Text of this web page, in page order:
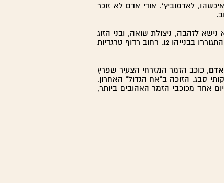
לאדמוביץ'. אודי אדם לא זוכר
לזהבה, ניצולת שואה, ובני הזוג
הולידו שני ילדים. אורנה, היום אורנה לב, האחות הגדולה, ואהוד, להלן אודי אדם, האח הצעיר. הזוג אדם והילדים התגוררו בבנייהו 12, רחוב רדוף טרגדיות
, כוכב הזמר המזרחי הצעיר שפרץ
סבג, הזוכה ב"אח הגדול" האחרון,
אחד מכוכבי הזמר האהובים ביותר,